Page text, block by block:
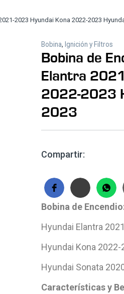
2023 Hyundai Kona 2022-2023
Bobina, Ignición y Filtros
Bobina de
Elantra
2022-2023
2023
Compartir:
Bobina de
Hyundai Elantra
Hyundai Kona 2022-
Hyundai Sonata
Características y